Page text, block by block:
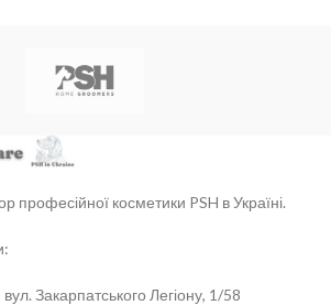
професійної косметики PSH в Україні.
Закарпатського Легіону, 1/58